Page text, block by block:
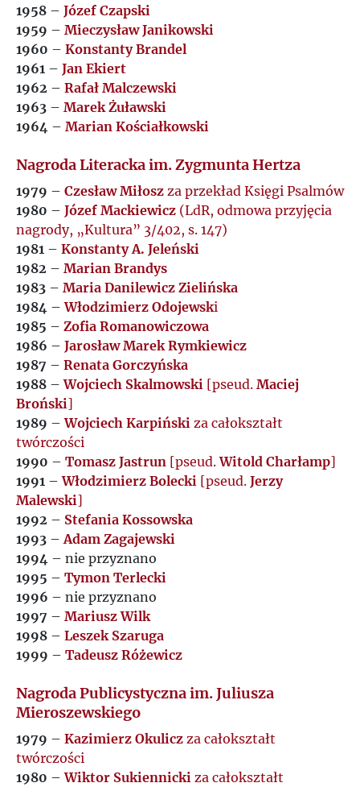
1958 – Józef Czapski
1959 – Mieczysław Janikowski
1960 – Konstanty Brandel
1961 – Jan Ekiert
1962 – Rafał Malczewski
1963 – Marek Żuławski
1964 – Marian Kościałkowski
Nagroda Literacka im. Zygmunta Hertza
1979 – Czesław Miłosz za przekład Księgi Psalmów
1980 – Józef Mackiewicz (LdR, odmowa przyjęcia
nagrody, „Kultura” 3/402, s. 147)
1981 – Konstanty A. Jeleński
1982 – Marian Brandys
1983 – Maria Danilewicz Zielińska
1984 –Włodzimierz Odojewski
1985 – Zofia Romanowiczowa
1986 – Jarosław Marek Rymkiewicz
1987 – Renata Gorczyńska
1988 –Wojciech Skalmowski [pseud. Maciej
Broński]
1989 –Wojciech Karpiński za całokształt
twórczości
1990 – Tomasz Jastrun [pseud.Witold Charłamp]
1991 –Włodzimierz Bolecki [pseud. Jerzy
Malewski]
1992 – Stefania Kossowska
1993 –Adam Zagajewski
1994 – nie przyznano
1995 – Tymon Terlecki
1996 – nie przyznano
1997 – Mariusz Wilk
1998 – Leszek Szaruga
1999 – Tadeusz Różewicz
Nagroda Publicystyczna im. Juliusza
Mieroszewskiego
1979 – Kazimierz Okulicz za całokształt
twórczości
1980 –Wiktor Sukiennicki za całokształt